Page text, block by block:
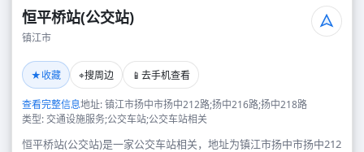
恒平桥站(公交站)
镇江市
★收藏 ⌖搜周边 📱 去手机查看
查看完整信息地址: 镇江市扬中市扬中212路;扬中216路;扬中218路
类型: 交通设施服务;公交车站;公交车站相关
恒平桥站(公交站)是一家公交车站相关，地址为镇江市扬中市扬中212